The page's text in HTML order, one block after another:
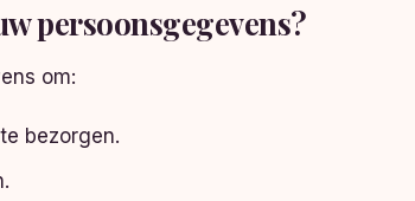
persoonsgegevens?
om:
bezorgen.